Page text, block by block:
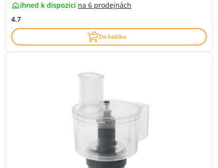
ihned k dispozici na 6 prodejnách
4.7
Do košíku